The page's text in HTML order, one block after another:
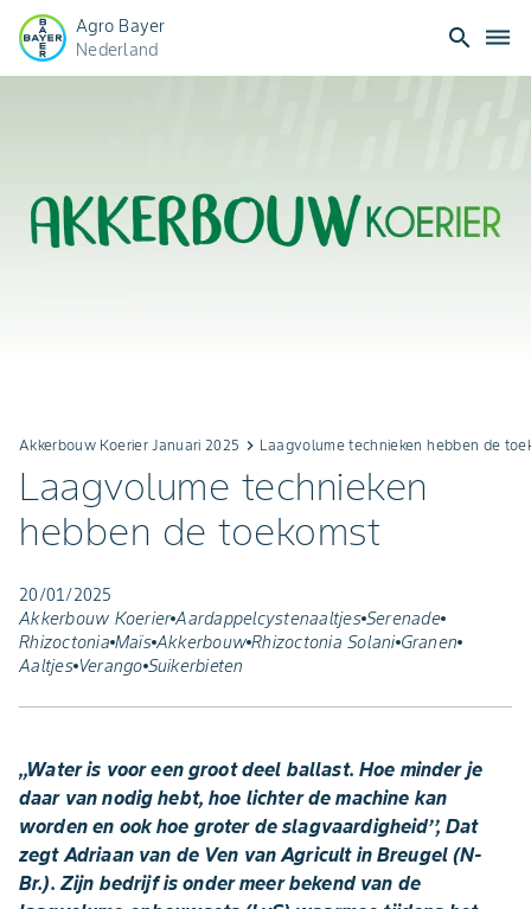
Agro Bayer
Nederland
search dehaze
Akkerbouw Koerier Januari 2025 keyboard_arrow_right Laagvolume technieken hebben de
Laagvolume technieken
hebben de toekomst
20/01/2025
Akkerbouw Koerier Aardappelcystenaaltjes Serenade
Rhizoctonia Maïs Akkerbouw Rhizoctonia Solani Granen
Aaltjes Verango Suikerbieten
,,Water is voor een groot deel ballast. Hoe minder je
daar van nodig hebt, hoe lichter de machine kan
worden en ook hoe groter de slagvaardigheid’’, Dat
zegt Adriaan van de Ven van Agricult in Breugel (N-
Br.). Zijn bedrijf is onder meer bekend van de